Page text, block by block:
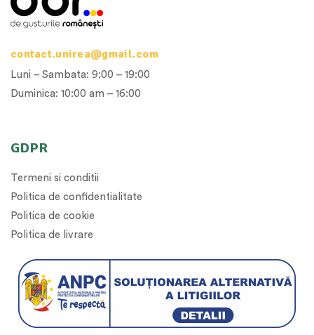
GDPR
Termeni si conditii
Politica de confidentialitate
Politica de cookie
Politica de livrare
contact.unirea@gmail.com
Luni – Sambata: 9:00 – 19:00
Duminica: 10:00 am – 16:00